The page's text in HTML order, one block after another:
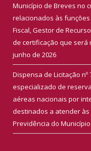
Município de Breves no
relacionados às
Fiscal, Gestor de
de certificação que será
junho de 2026
Dispensa de Licitação nº
especializado de
aéreas nacionais por
destinados a atender
Previdência do